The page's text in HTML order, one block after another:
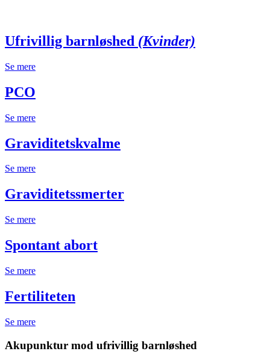
Ufrivillig barnløshed (Kvinder)
Se mere
PCO
Se mere
Graviditetskvalme
Se mere
Graviditetssmerter
Se mere
Spontant abort
Se mere
Fertiliteten
Se mere
Akupunktur mod ufrivillig barnløshed